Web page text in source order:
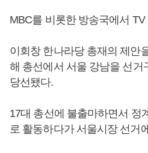
MBC를 비롯한 방송국에서
이회창 한나라당 총재의 제안
해 총선에서 서울 강남을 선거
당선됐다.
17대 총선에 불출마하면서 정
로 활동하다가 서울시장 선거